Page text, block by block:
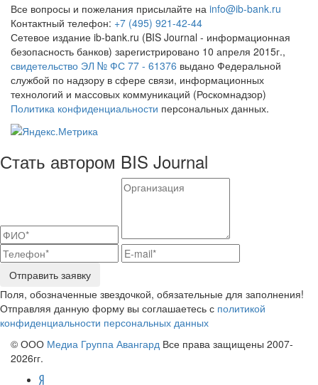
Все вопросы и пожелания присылайте на info@ib-bank.ru
Контактный телефон: +7 (495) 921-42-44
Сетевое издание ib-bank.ru (BIS Journal - информационная
безопасность банков) зарегистрировано 10 апреля 2015г.,
свидетельство ЭЛ № ФС 77 - 61376 выдано Федеральной
службой по надзору в сфере связи, информационных
технологий и массовых коммуникаций (Роскомнадзор)
Политика конфиденциальности персональных данных.
Стать автором BIS Journal
Отправить заявку
Поля, обозначенные звездочкой, обязательные для заполнения!
Отправляя данную форму вы соглашаетесь с политикой
конфиденциальности персональных данных
© ООО Медиа Группа Авангард Все права защищены 2007-
2026гг.